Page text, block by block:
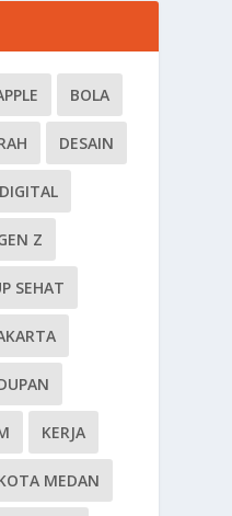
BOLA
DESAIN
Z
SEHAT
KERJA
MEDAN